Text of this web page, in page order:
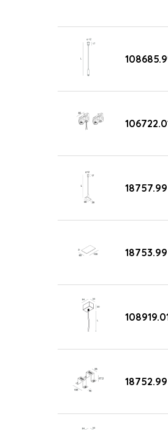
18757.99
18753.99
18752.99